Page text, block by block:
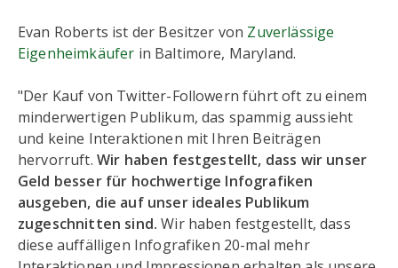
Evan Roberts ist der Besitzer von Zuverlässige
Eigenheimkäufer in Baltimore, Maryland.
"Der Kauf von Twitter-Followern führt oft zu einem
minderwertigen Publikum, das spammig aussieht
und keine Interaktionen mit Ihren Beiträgen
hervorruft. Wir haben festgestellt, dass wir unser
Geld besser für hochwertige Infografiken
ausgeben, die auf unser ideales Publikum
zugeschnitten sind. Wir haben festgestellt, dass
diese auffälligen Infografiken 20-mal mehr